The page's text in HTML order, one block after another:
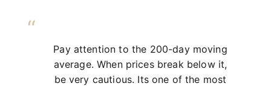
Pay attention to the 200-day moving
average. When prices break below it,
be very cautious. Its one of the most